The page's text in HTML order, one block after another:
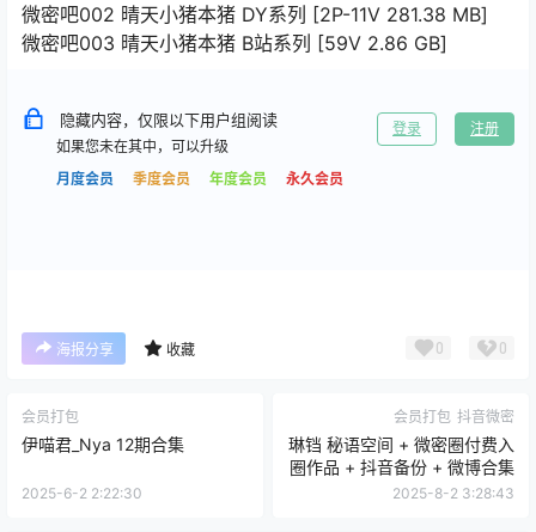
微密吧002 晴天小猪本猪 DY系列 [2P-11V 281.38 MB]
微密吧003 晴天小猪本猪 B站系列 [59V 2.86 GB]
隐藏内容，仅限以下用户组阅读
如果您未在其中，可以升级
月度会员
季度会员 年度会员 永久会员
登录 注册
海报分享 收藏 0 0
会员打包
伊喵君_Nya 12期合集
2025-6-2 2:22:30
会员打包 抖音微密
琳铛 秘语空间 + 微密圈付费入
圈作品 + 抖音备份 + 微博合集
2025-8-2 3:28:43